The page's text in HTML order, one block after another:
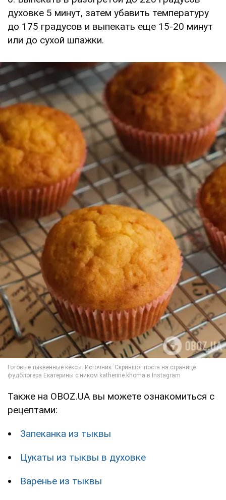
духовке 5 минут, затем убавить температуру
до 175 градусов и выпекать еще 15-20 минут
или до сухой шпажки.
Также на OBOZ.UA вы можете ознакомиться с
рецептами:
Запеканка из тыквы
Цукаты из тыквы в духовке
Варенье из тыквы